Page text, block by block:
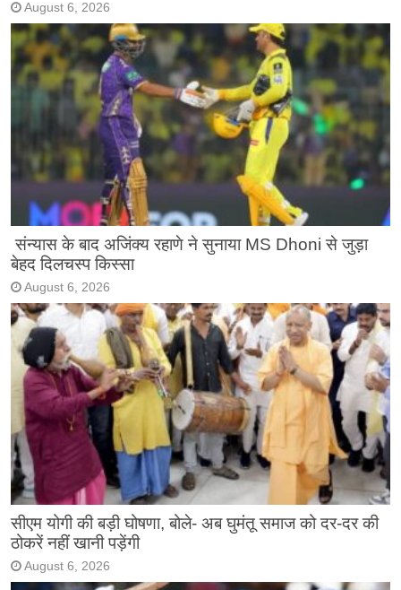
August 6, 2026
संन्यास के बाद अजिंक्‍य रहाणे ने सुनाया MS Dhoni से जुड़ा
बेहद दिलचस्प किस्सा
August 6, 2026
सीएम योगी की बड़ी घोषणा, बोले- अब घुमंतू समाज को दर-दर की
ठोकरें नहीं खानी पड़ेंगी
August 6, 2026